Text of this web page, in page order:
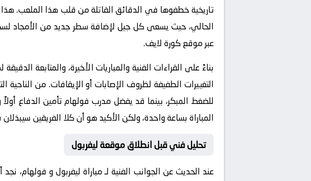
تاريخية خطفوها في الدقائق القاتلة من قلب هذا الملعب.
الحالي، حيث يسعى كل جيل لإضافة سطر جديد من الأمجاد
عبر موقع كورة لايف.
بناءً على القراءات الفنية والمباريات الأخيرة، والمتابعة
التغييرات الطفيفة لظروف الإصابات أو الإيقافات. من
للضغط المبكر، بينما قد يفضل مدرب فولهام تأمين الدفاع
المباراة بساعة واحدة، ولكن الأكيد هو أن كلا الفريقين
تحليل فني قبل انطلاق موقعة ليفربول
عند الحديث عن الجوانب الفنية لـمباراة ليفربول و فولهام، نجد